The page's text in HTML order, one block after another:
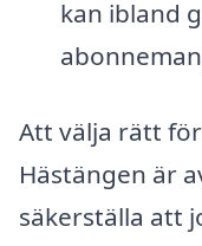
kan ibland
Att välja rätt
Hästängen är
säkerställa att